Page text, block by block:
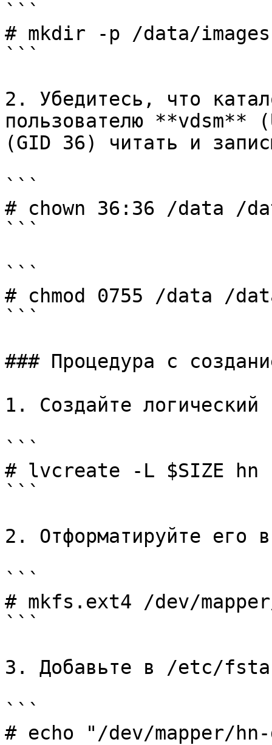
```
# mkdir -p /data/images
```
2. Убедитесь, что
пользователю
(GID 36) читать и
```
# chown 36:36 /data /
```
```
# chmod 0755 /data /
```
### Процедура c
1. Создайте
```
# lvcreate -L $SIZE hn
```
2. Отформатируйте его
```
# mkfs.ext4 /dev/
```
3. Добавьте в /etc/
```
# echo "/dev/mapper/